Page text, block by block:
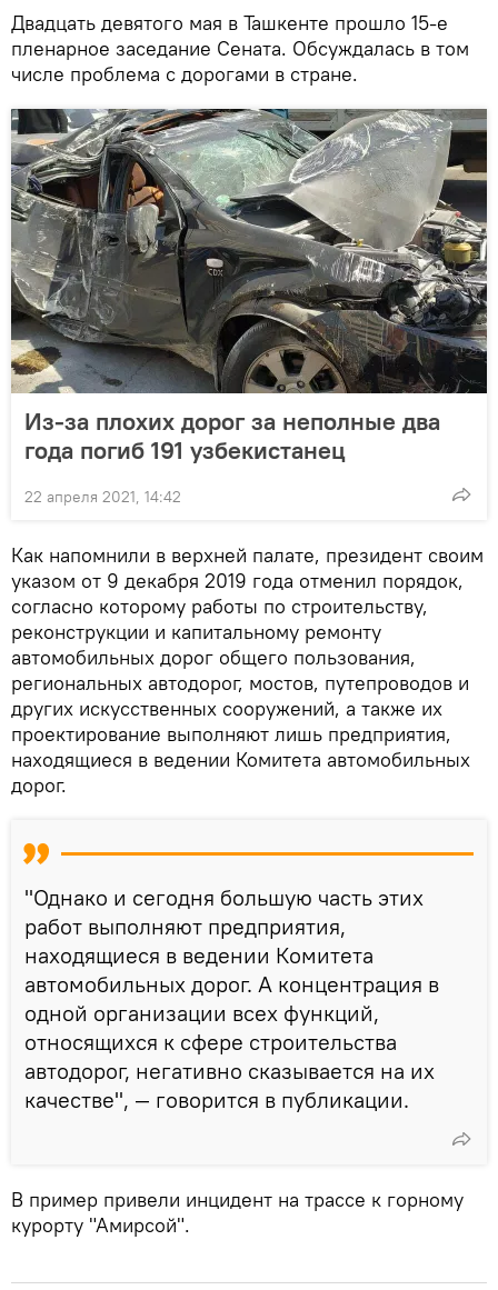
Двадцать девятого мая в Ташкенте прошло 15-е
пленарное заседание Сената. Обсуждалась в том
числе проблема с дорогами в стране.
Из-за плохих дорог за неполные два
года погиб 191 узбекистанец
22 апреля 2021, 14:42
Как напомнили в верхней палате, президент своим
указом от 9 декабря 2019 года отменил порядок,
согласно которому работы по строительству,
реконструкции и капитальному ремонту
автомобильных дорог общего пользования,
региональных автодорог, мостов, путепроводов и
других искусственных сооружений, а также их
проектирование выполняют лишь предприятия,
находящиеся в ведении Комитета автомобильных
дорог.
"Однако и сегодня большую часть этих
работ выполняют предприятия,
находящиеся в ведении Комитета
автомобильных дорог. А концентрация в
одной организации всех функций,
относящихся к сфере строительства
автодорог, негативно сказывается на их
качестве", — говорится в публикации.
В пример привели инцидент на трассе к горному
курорту "Амирсой".